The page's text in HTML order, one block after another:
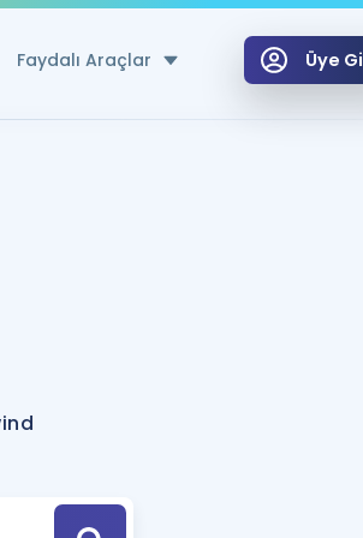
Faydalı Araçlar
Hesaplama Aracı
için Öneriler
Tek Takvimde
Üye
Hoca ile seni sınava hazırlayacak onlarca